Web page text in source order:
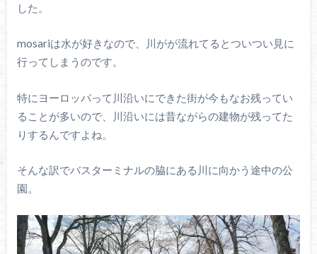
した。
mosariは水が好きなので、川がが流れてるとついつい見に
行ってしまうのです。
特にヨーロッパって川沿いにできた街が今もなお残ってい
ることが多いので、川沿いには昔ながらの建物が残ってた
りするんですよね。
そんな訳でバスターミナルの脇にある川に向かう途中の公
園。